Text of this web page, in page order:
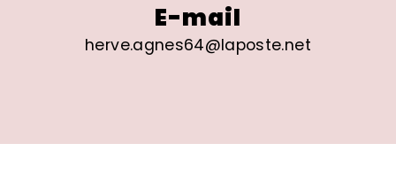
E-mail
herve.agnes64@laposte.net